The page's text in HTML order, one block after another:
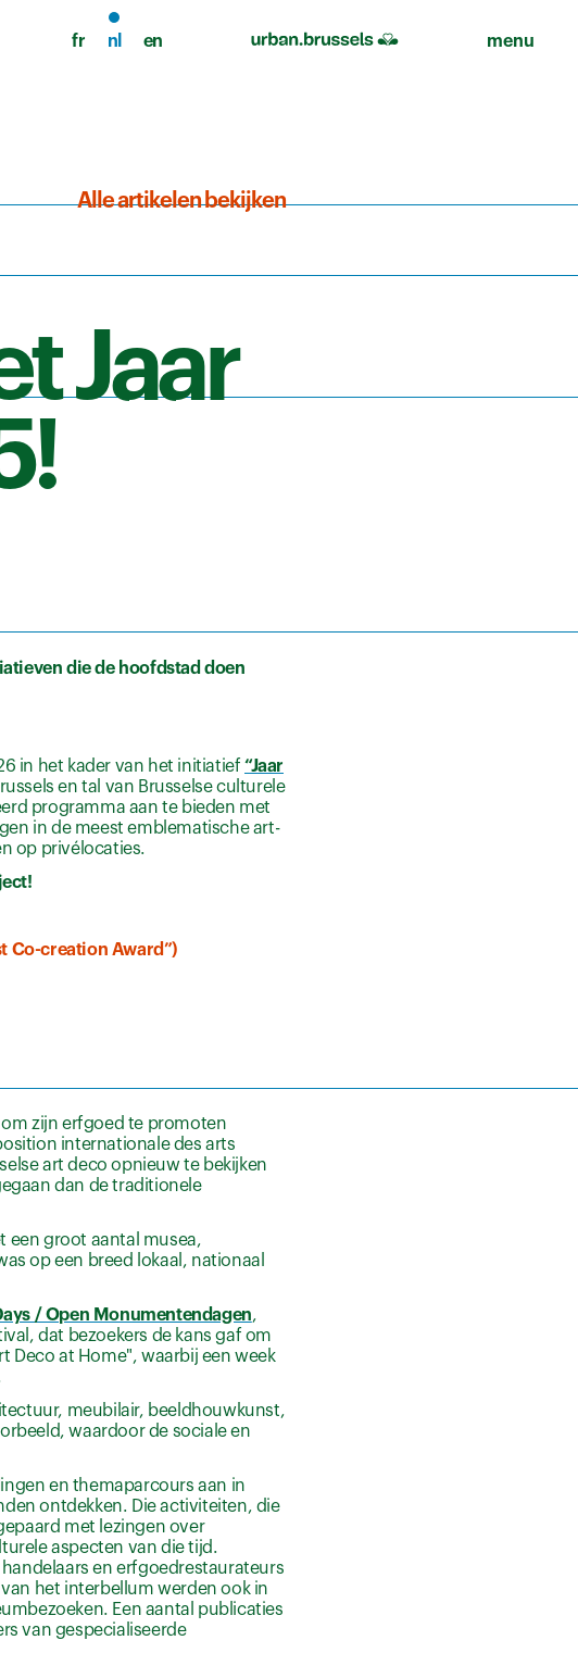
fr nl en menu
Alle artikelen bekijken
Jaar
die de hoofdstad doen
in het kader van het initiatief “Jaar
en tal van Brusselse culturele
programma aan te bieden met
in de meest emblematische art-
op privélocaties.
Co-creation Award”)
zijn erfgoed te promoten
internationale des arts
art deco opnieuw te bekijken
dan de traditionele
een groot aantal musea,
op een breed lokaal, nationaal
/ Open Monumentendagen,
dat bezoekers de kans gaf om
Deco at Home", waarbij een week
meubilair, beeldhouwkunst,
waardoor de sociale en
en themaparcours aan in
ontdekken. Die activiteiten, die
met lezingen over
aspecten van die tijd.
en erfgoedrestaurateurs
het interbellum werden ook in
Een aantal publicaties
van gespecialiseerde